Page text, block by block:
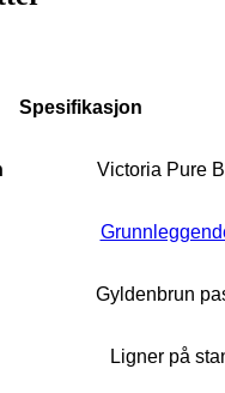
Spesifikasjon
Victoria Pure
Gyldenbrun
Ligner på